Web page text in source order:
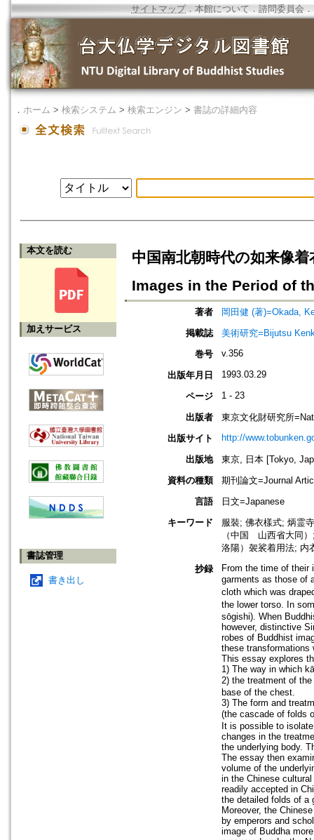
サイトマップ．本館について ． 諮問委員会 ．
． ホーム > 検索システム > 検索エンジン > 書誌の詳細内容
本文を読む
加えサービス
書誌管理
書き出し
中国南北朝時代の如来像
Images in the Period of
著者
岡田健 (著)=Okada,
掲載誌
美術研究=Bijutsu
巻号
v.356
出版年月日 1993.03.29
ページ 1 - 23
出版者
東京文化財研究所
出版サイト
http://
出版地
東京, 日本 [Tokyo,
資料の種類
期刊論文=Journal
言語
日文=Japanese
キーワード
服裝; 佛衣樣式; 炳霊
（中国 山西省大同
洛陽）袈裟着用法; 内
抄録
From the time of their
garments as those of
cloth which was
the lower torso. In
sōgishi). When
however, distinctive
robes of Buddhist
these transformations
This essay explores
1) The way in which
2) the treatment of
base of the chest.
3) The form and
(the cascade of folds
It is possible to
changes in the
the underlying body.
The essay then
volume of the
in the Chinese
readily accepted in
the detailed folds of a
Moreover, the
by emperors and
image of Buddha